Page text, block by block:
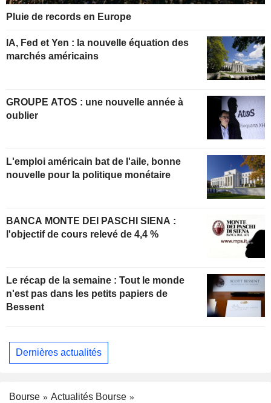
Pluie de records en Europe
IA, Fed et Yen : la nouvelle équation des
marchés américains
GROUPE ATOS : une nouvelle année à
oublier
L'emploi américain bat de l'aile, bonne
nouvelle pour la politique monétaire
BANCA MONTE DEI PASCHI SIENA :
l'objectif de cours relevé de 4,4 %
Le récap de la semaine : Tout le monde
n'est pas dans les petits papiers de
Bessent
Dernières actualités
Bourse
Actualités Bourse